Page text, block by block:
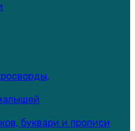
буквари и прописи